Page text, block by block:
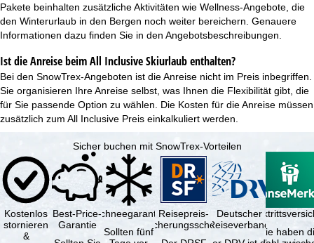
Pakete beinhalten zusätzliche Aktivitäten wie Wellness-Angebote, die
den Winterurlaub in den Bergen noch weiter bereichern. Genauere
Informationen dazu finden Sie in den Angebotsbeschreibungen.
Ist die Anreise beim All Inclusive Skiurlaub enthalten?
Bei den SnowTrex-Angeboten ist die Anreise nicht im Preis inbegriffen.
Sie organisieren Ihre Anreise selbst, was Ihnen die Flexibilität gibt, die
für Sie passende Option zu wählen. Die Kosten für die Anreise müssen
zusätzlich zum All Inclusive Preis einkalkuliert werden.
Sicher buchen mit SnowTrex-Vorteilen
Kostenlos
stornieren
&
Best-Price-
Garantie
Schneegarantie
Sollten fünf
Reisepreis-
Sicherungsschein
Deutscher
Reiseverband
Sie haben